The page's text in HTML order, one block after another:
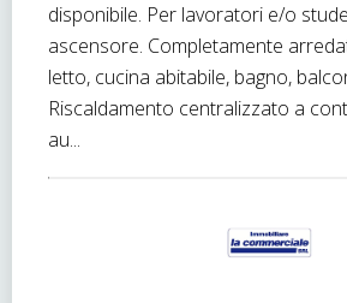
disponibile. Per lavoratori e/o
ascensore. Completamente
letto, cucina abitabile, bagno,
Riscaldamento centralizzato a
au...